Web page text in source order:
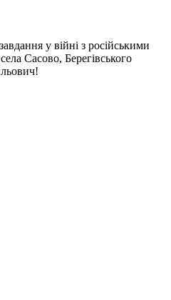
у війні з російськими
Сасово, Берегівського